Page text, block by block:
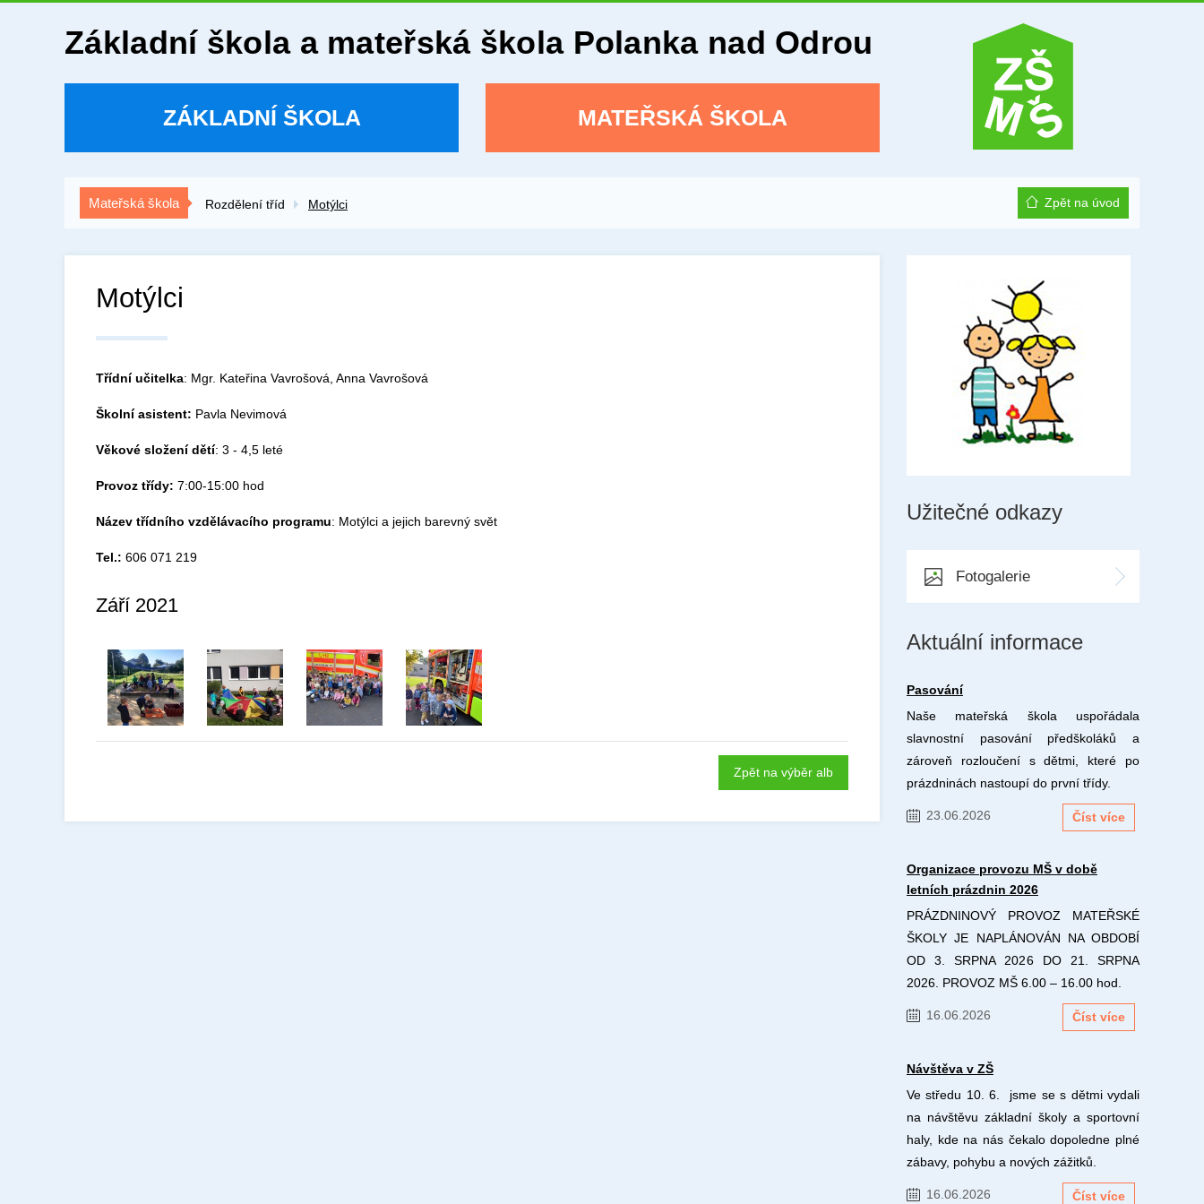
Základní škola a mateřská škola Polanka nad Odrou
ZÁKLADNÍ ŠKOLA MATEŘSKÁ ŠKOLA
Mateřská škola Rozdělení tříd Motýlci Zpět na úvod
Motýlci
Třídní učitelka: Mgr. Kateřina Vavrošová, Anna Vavrošová
Školní asistent: Pavla Nevimová
Věkové složení dětí: 3 - 4,5 leté
Provoz třídy: 7:00-15:00 hod
Název třídního vzdělávacího programu: Motýlci a jejich barevný svět
Tel.: 606 071 219
Září 2021
Zpět na výběr alb
Užitečné odkazy
Fotogalerie
Aktuální informace
Pasování
Naše mateřská škola uspořádala
slavnostní pasování předškoláků a
zároveň rozloučení s dětmi, které po
prázdninách nastoupí do první třídy.
23.06.2026 Číst více
Organizace provozu MŠ v době
letních prázdnin 2026
PRÁZDNINOVÝ PROVOZ MATEŘSKÉ
ŠKOLY JE NAPLÁNOVÁN NA OBDOBÍ
OD 3. SRPNA 2026 DO 21. SRPNA
2026. PROVOZ MŠ 6.00 – 16.00 hod.
16.06.2026 Číst více
Návštěva v ZŠ
Ve středu 10. 6. jsme se s dětmi vydali
na návštěvu základní školy a sportovní
haly, kde na nás čekalo dopoledne plné
zábavy, pohybu a nových zážitků.
16.06.2026 Číst více